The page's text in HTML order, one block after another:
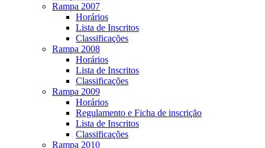
Rampa 2007
Horários
Lista de Inscritos
Classificações
Rampa 2008
Horários
Lista de Inscritos
Classificações
Rampa 2009
Horários
Regulamento e Ficha de inscrição
Lista de Inscritos
Classificações
Rampa 2010